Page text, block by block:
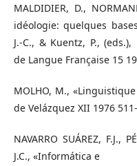
MALDIDIER, D.,
idéologie: quelques
J.-C., & Kuentz, P.,
de Langue Française 15
MOLHO, M.,
de Velázquez XII 1976
NAVARRO SUÁREZ, F.J.,
J.C., «Informática e